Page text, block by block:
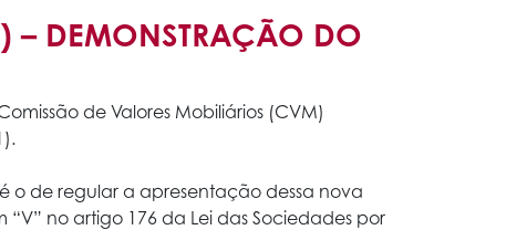
– DEMONSTRAÇÃO DO
de Valores Mobiliários (CVM)
o de regular a apresentação dessa nova
no artigo 176 da Lei das Sociedades por